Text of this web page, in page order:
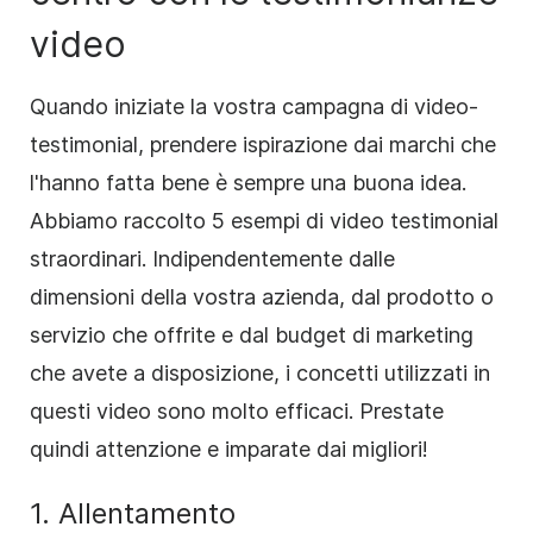
video
Quando iniziate la vostra campagna di video-
testimonial, prendere ispirazione dai marchi che
l'hanno fatta bene è sempre una buona idea.
Abbiamo raccolto 5 esempi di video testimonial
straordinari. Indipendentemente dalle
dimensioni della vostra azienda, dal prodotto o
servizio che offrite e dal budget di marketing
che avete a disposizione, i concetti utilizzati in
questi video sono molto efficaci. Prestate
quindi attenzione e imparate dai migliori!
1. Allentamento